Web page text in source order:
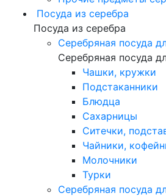
Посуда из серебра
Посуда из серебра
Серебряная посуда
Серебряная посуда
Чашки, кружки
Подстаканники
Блюдца
Сахарницы
Ситечки,
Чайники,
Молочники
Турки
Серебряная посуда